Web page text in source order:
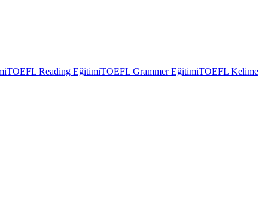
TOEFL Reading EğitimiTOEFL Grammer EğitimiTOEFL Kelime